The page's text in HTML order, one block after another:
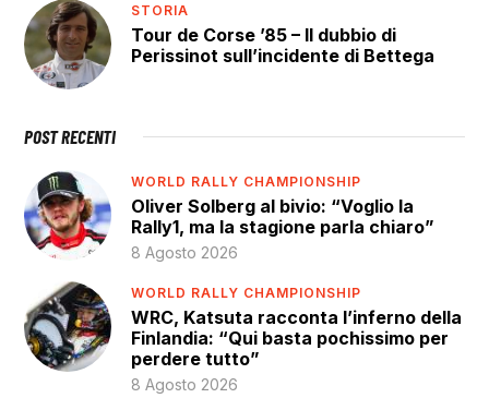
STORIA
Tour de Corse ’85 – Il dubbio di
Perissinot sull’incidente di Bettega
POST RECENTI
WORLD RALLY CHAMPIONSHIP
Oliver Solberg al bivio: “Voglio la
Rally1, ma la stagione parla chiaro”
8 Agosto 2026
WORLD RALLY CHAMPIONSHIP
WRC, Katsuta racconta l’inferno della
Finlandia: “Qui basta pochissimo per
perdere tutto”
8 Agosto 2026